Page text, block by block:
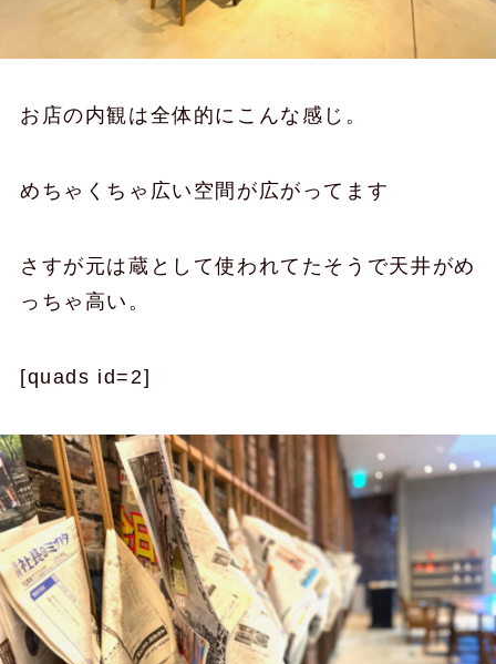
お店の内観は全体的にこんな感じ。
めちゃくちゃ広い空間が広がってます
さすが元は蔵として使われてたそうで天井がめ
っちゃ高い。
[quads id=2]